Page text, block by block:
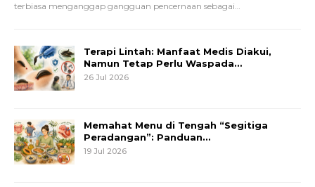
terbiasa menganggap gangguan pencernaan sebagai…
Terapi Lintah: Manfaat Medis Diakui,
Namun Tetap Perlu Waspada…
26 Jul 2026
Memahat Menu di Tengah “Segitiga
Peradangan”: Panduan…
19 Jul 2026